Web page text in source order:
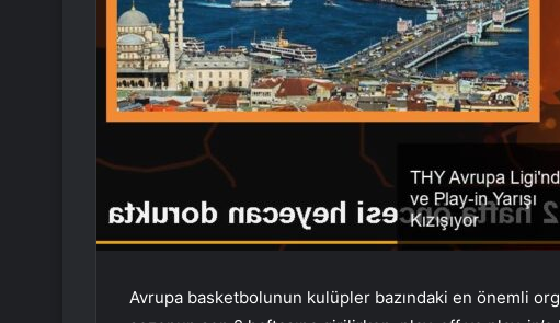
Avrupa basketbolunun kulüpler bazındaki en önemli